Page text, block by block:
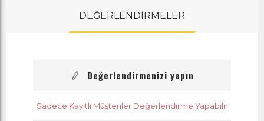
DEĞERLENDİRMELER
Değerlendirmenizi yapın
Sadece Kayıtlı Müşteriler Değerlendirme Yapabilir